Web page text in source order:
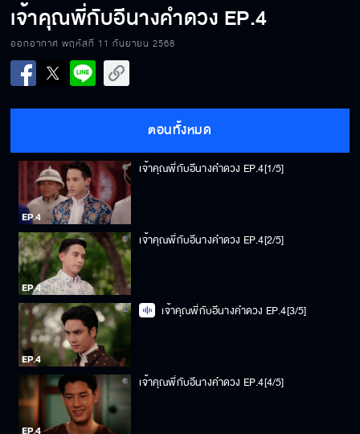
เจ้าคุณพี่กับอีนางคำดวง EP.4
ออกอากาศ พฤหัสที่ 11 กันยายน 2568
ตอนทั้งหมด
เจ้าคุณพี่กับอีนางคำดวง EP.4[1/5]
เจ้าคุณพี่กับอีนางคำดวง EP.4[2/5]
เจ้าคุณพี่กับอีนางคำดวง EP.4[3/5]
เจ้าคุณพี่กับอีนางคำดวง EP.4[4/5]